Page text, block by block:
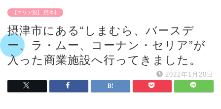
【エリア別】 摂津市
摂津市にある“しまむら、バースデ
ー、ラ・ムー、コーナン・セリア”が
入った商業施設へ行ってきました。
2022年1月20日